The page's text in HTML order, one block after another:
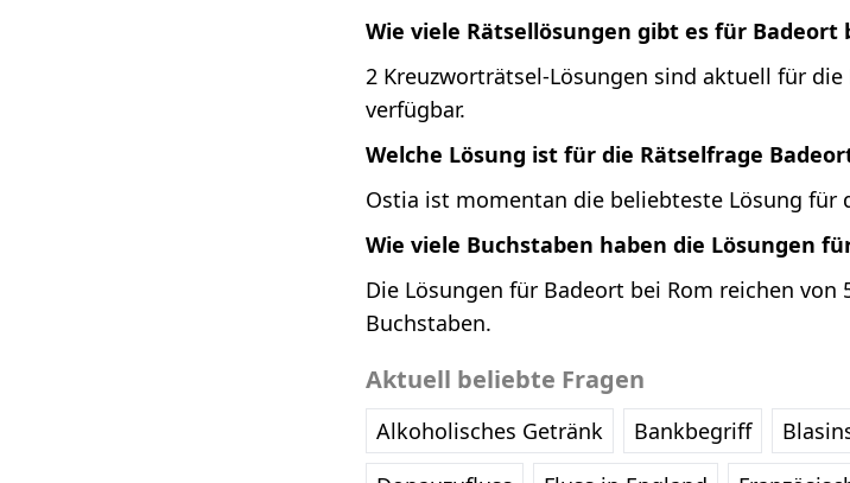
Wie viele Rätsellösungen gibt es für Badeort
2 Kreuzworträtsel-Lösungen sind aktuell für
verfügbar.
Welche Lösung ist für die Rätselfrage
Ostia ist momentan die beliebteste Lösung für
Wie viele Buchstaben haben die Lösungen
Die Lösungen für Badeort bei Rom reichen von
Buchstaben.
Aktuell beliebte Fragen
Alkoholisches Getränk Bankbegriff